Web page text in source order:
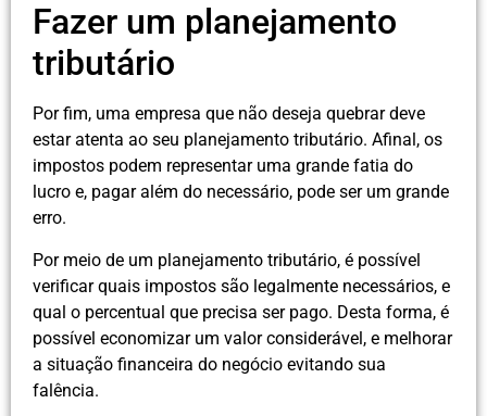
Fazer um planejamento
tributário
Por fim, uma empresa que não deseja quebrar deve
estar atenta ao seu planejamento tributário. Afinal, os
impostos podem representar uma grande fatia do
lucro e, pagar além do necessário, pode ser um grande
erro.
Por meio de um planejamento tributário, é possível
verificar quais impostos são legalmente necessários, e
qual o percentual que precisa ser pago. Desta forma, é
possível economizar um valor considerável, e melhorar
a situação financeira do negócio evitando sua
falência.